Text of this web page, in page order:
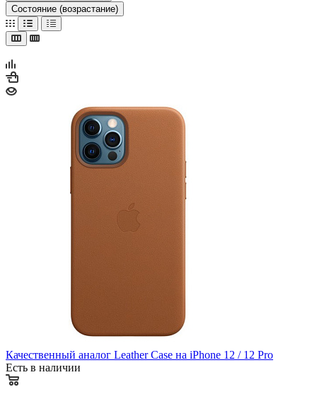
Состояние (возрастание)
Качественный аналог Leather Case на iPhone 12 / 12 Pro
Есть в наличии